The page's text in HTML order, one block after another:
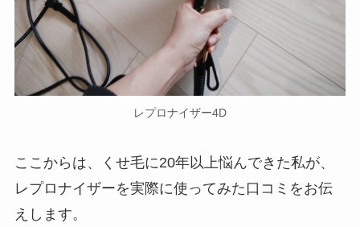
レプロナイザー4D
ここからは、くせ毛に20年以上悩んできた私が、
レプロナイザーを実際に使ってみた口コミをお伝
えします。